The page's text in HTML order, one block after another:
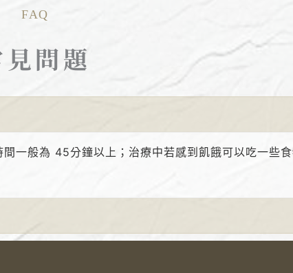
FAQ
問題
一般為 45分鐘以上；治療中若感到飢餓可以吃一些